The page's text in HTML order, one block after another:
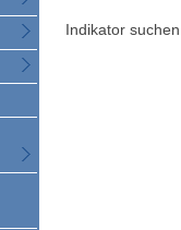
Indikator suchen